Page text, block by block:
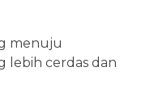
menuju
lebih cerdas dan